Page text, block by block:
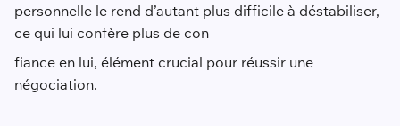
personnelle le rend d’autant plus difficile à déstabiliser,
ce qui lui confère plus de con
fiance en lui, élément crucial pour réussir une
négociation.